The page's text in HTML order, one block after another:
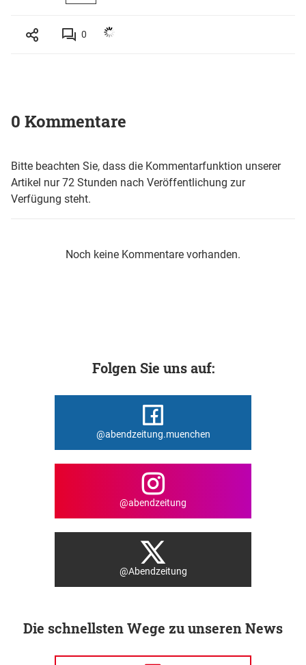
0
0 Kommentare
Bitte beachten Sie, dass die Kommentarfunktion unserer
Artikel nur 72 Stunden nach Veröffentlichung zur
Verfügung steht.
Noch keine Kommentare vorhanden.
Folgen Sie uns auf:
@abendzeitung.muenchen
@abendzeitung
@Abendzeitung
Die schnellsten Wege zu unseren News